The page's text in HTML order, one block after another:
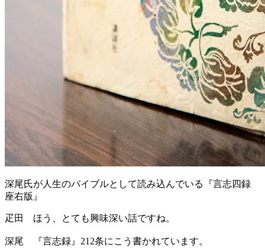
深尾氏が人生のバイブルとして読み込んでいる『言志四録
座右版』
疋田 ほう、とても興味深い話ですね。
深尾 『言志録』212条にこう書かれています。